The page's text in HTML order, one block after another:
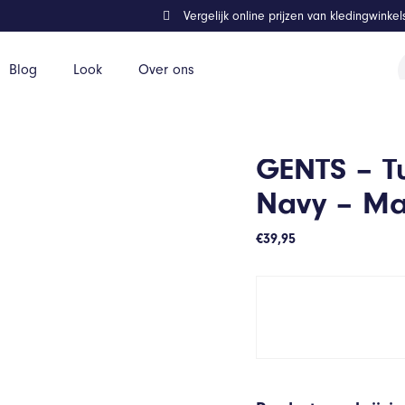
Blog Look Over ons
Vergelijk online prijzen van
GENTS –
Navy –
€39,95